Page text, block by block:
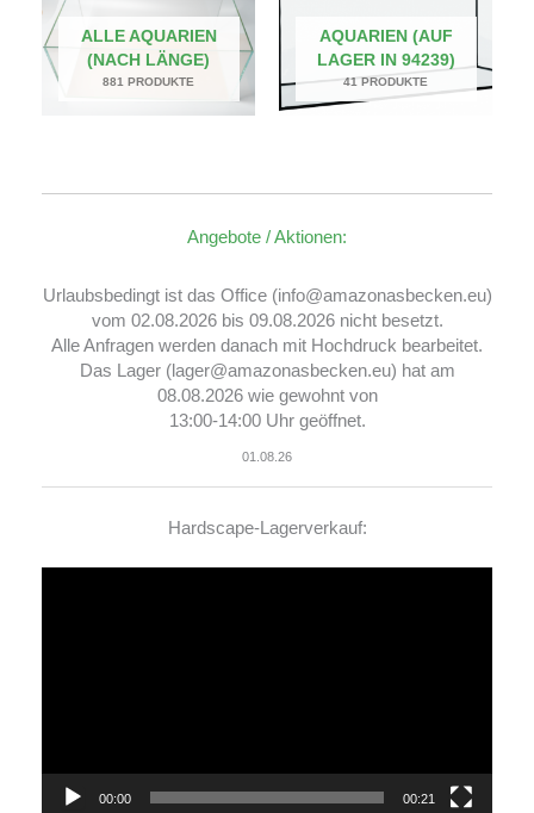
ALLE AQUARIEN
(NACH LÄNGE)
881 PRODUKTE
AQUARIEN (AUF
LAGER IN 94239)
41 PRODUKTE
Angebote / Aktionen:
Urlaubsbedingt ist das Office (info@amazonasbecken.eu)
vom 02.08.2026 bis 09.08.2026 nicht besetzt.
Alle Anfragen werden danach mit Hochdruck bearbeitet.
Das Lager (lager@amazonasbecken.eu) hat am
08.08.2026 wie gewohnt von
13:00-14:00 Uhr geöffnet.
01.08.26
Hardscape-Lagerverkauf:
00:00 00:21